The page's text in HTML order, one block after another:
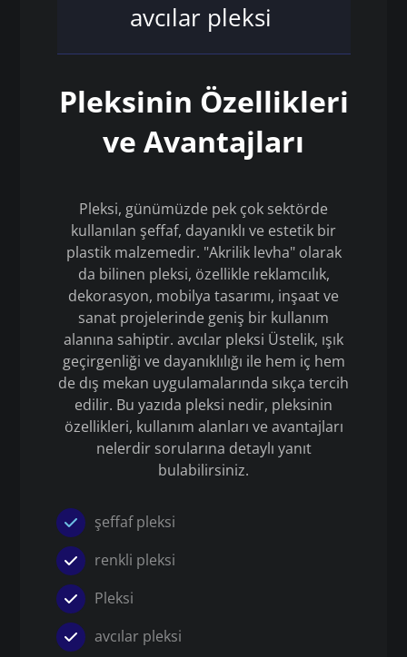
avcılar pleksi
Pleksinin Özellikleri
ve Avantajları
Pleksi, günümüzde pek çok sektörde
kullanılan şeffaf, dayanıklı ve estetik bir
plastik malzemedir. "Akrilik levha" olarak
da bilinen pleksi, özellikle reklamcılık,
dekorasyon, mobilya tasarımı, inşaat ve
sanat projelerinde geniş bir kullanım
alanına sahiptir. avcılar pleksi Üstelik, ışık
geçirgenliği ve dayanıklılığı ile hem iç hem
de dış mekan uygulamalarında sıkça tercih
edilir. Bu yazıda pleksi nedir, pleksinin
özellikleri, kullanım alanları ve avantajları
nelerdir sorularına detaylı yanıt
bulabilirsiniz.
şeffaf pleksi
renkli pleksi
Pleksi
avcılar pleksi